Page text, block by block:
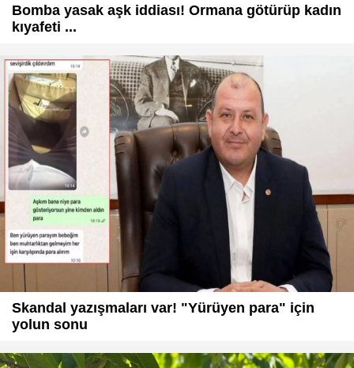
Bomba yasak aşk iddiası! Ormana götürüp kadın
kıyafeti ...
Skandal yazışmaları var! "Yürüyen para" için
yolun sonu